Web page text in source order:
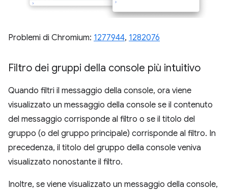
Problemi di Chromium: 1277944, 1282076
Filtro dei gruppi della console più intuitivo
Quando filtri il messaggio della console, ora viene
visualizzato un messaggio della console se il contenuto
del messaggio corrisponde al filtro o se il titolo del
gruppo (o del gruppo principale) corrisponde al filtro. In
precedenza, il titolo del gruppo della console veniva
visualizzato nonostante il filtro.
Inoltre, se viene visualizzato un messaggio della console,